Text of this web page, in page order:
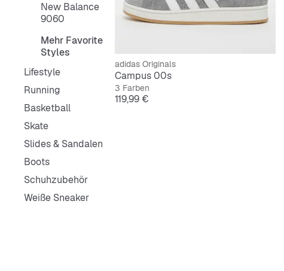
New Balance
9060
Mehr Favorite
Styles
Lifestyle
Running
Basketball
Skate
Slides & Sandalen
Boots
Schuhzubehör
Weiße Sneaker
adidas Originals
Campus 00s
3 Farben
Preis
119,99 €